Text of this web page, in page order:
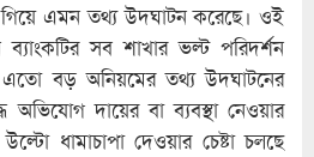
গিয়ে এমন তথ্য উদ্ঘাটন করেছে। ওই
ব্যাংকটির সব শাখার ভল্ট পরিদর্শন
এতো বড় অনিয়মের তথ্য উদঘাটনের
অভিযোগ দায়ের বা ব্যবস্থা নেওয়ার
ধামাচাপা দেওয়ার চেষ্টা চলছে